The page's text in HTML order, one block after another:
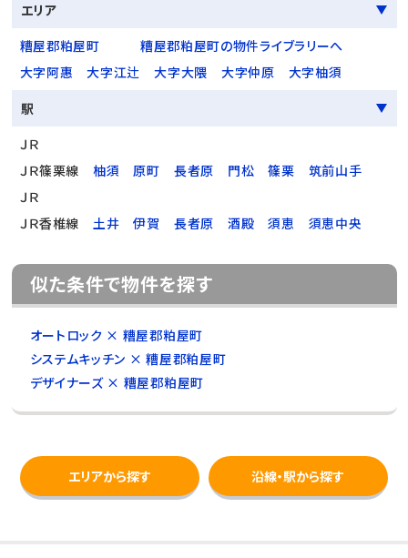
エリア
糟屋郡粕屋町
糟屋郡粕屋町の物件ライブラリーへ
大字阿惠
大字江辻 大字大隈 大字仲原
大字柚須
駅
ＪＲ
ＪＲ篠栗線
柚須 原町 長者原 門松 篠栗
筑前山手
ＪＲ
ＪＲ香椎線
土井 伊賀 長者原 酒殿 須恵 須恵中央
似た条件で物件を探す
オートロック × 糟屋郡粕屋町
システムキッチン × 糟屋郡粕屋町
デザイナーズ × 糟屋郡粕屋町
エリアから探す 沿線・駅から探す